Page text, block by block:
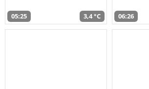
05:25 3,4 °C 06:26